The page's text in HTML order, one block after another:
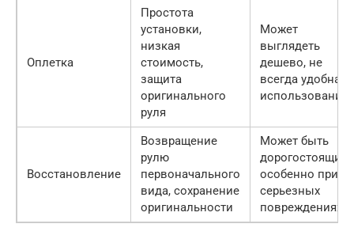
Оплетка
Простота
установки,
низкая
стоимость,
защита
оригинального
руля
Может
выглядеть
дешево, не
всегда удобна в
использовании
Восстановление
Возвращение
рулю
первоначального
вида, сохранение
оригинальности
Может быть
дорогостоящим,
особенно при
серьезных
повреждениях